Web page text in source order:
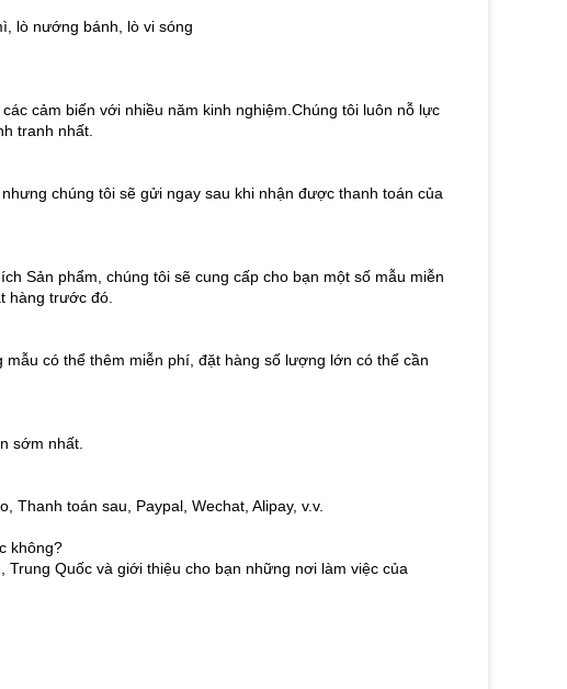
lò nướng bánh, lò vi sóng
cảm biến với nhiều năm kinh nghiệm.Chúng tôi luôn nỗ lực
tranh nhất.
chúng tôi sẽ gửi ngay sau khi nhận được thanh toán của
Sản phẩm, chúng tôi sẽ cung cấp cho bạn một số mẫu miễn
hàng trước đó.
có thể thêm miễn phí, đặt hàng số lượng lớn có thể cần
sớm nhất.
Thanh toán sau, Paypal, Wechat, Alipay, v.v.
không?
Quốc và giới thiệu cho bạn những nơi làm việc của